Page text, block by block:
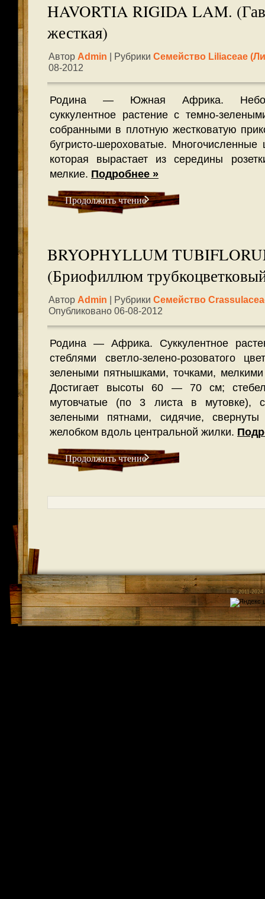
HAVORTIA RIGIDA LAM.
жесткая)
Автор Admin | Рубрики Семейство Liliaceae
08-2012
Родина — Южная Африка.
суккулентное растение с темно-
собранными в плотную жестковатую
бугристо-шероховатые. Многочисленные
которая вырастает из середины
мелкие. Подробнее »
Продолжить чтение
BRYOPHYLLUM
(Бриофиллюм
Автор Admin | Рубрики Семейство
Опубликовано 06-08-2012
Родина — Африка. Суккулентное
стеблями светло-зелено-розоватого
зелеными пятнышками, точками, мелкими
Достигает высоты 60 — 70 см;
мутовчатые (по 3 листа в мутовке),
зелеными пятнами, сидячие,
желобком вдоль центральной жилки.
Продолжить чтение
© 2011-